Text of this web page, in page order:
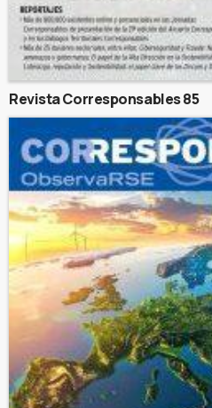
Revista Corresponsables 85